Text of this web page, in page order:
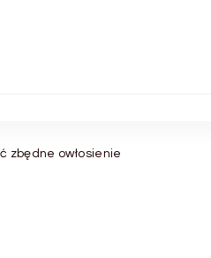
zbędne owłosienie